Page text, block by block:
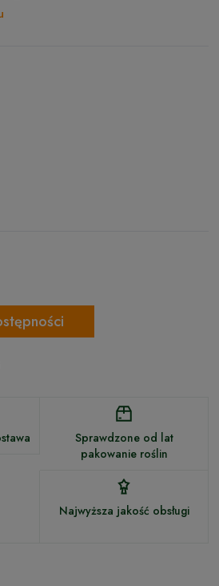
Sprawdzone od lat
pakowanie roślin
Najwyższa jakość obsługi